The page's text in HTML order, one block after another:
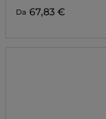
Da 67,83 €